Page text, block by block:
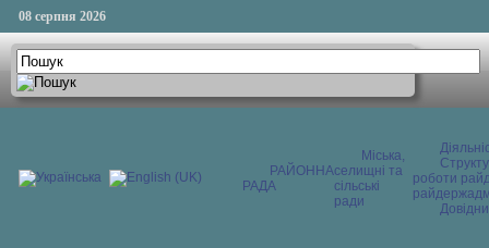
08 серпня 2026
РАЙОННА
РАДА
Міська,
селищні та
сільські
ради
роботи